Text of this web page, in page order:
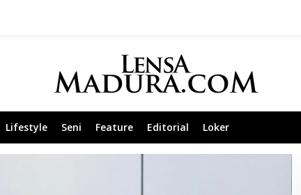
Lifestyle Seni Feature Editorial Loker